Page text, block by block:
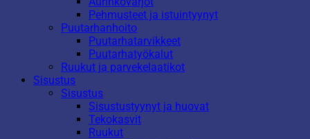
Pehmusteet ja istuintyynyt
Puutarhanhoito
Puutarhatarvikkeet
Puutarhatyökalut
Ruukut ja parvekelaatikot
Sisustus
Sisustus
Sisustustyynyt ja huovat
Tekokasvit
Ruukut